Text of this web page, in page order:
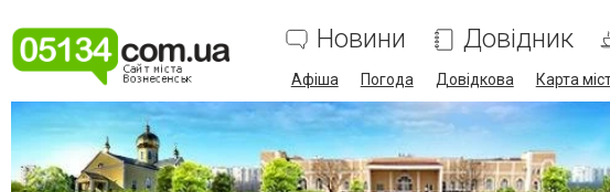
Новини Довідник
Афіша Погода Довідкова Карта